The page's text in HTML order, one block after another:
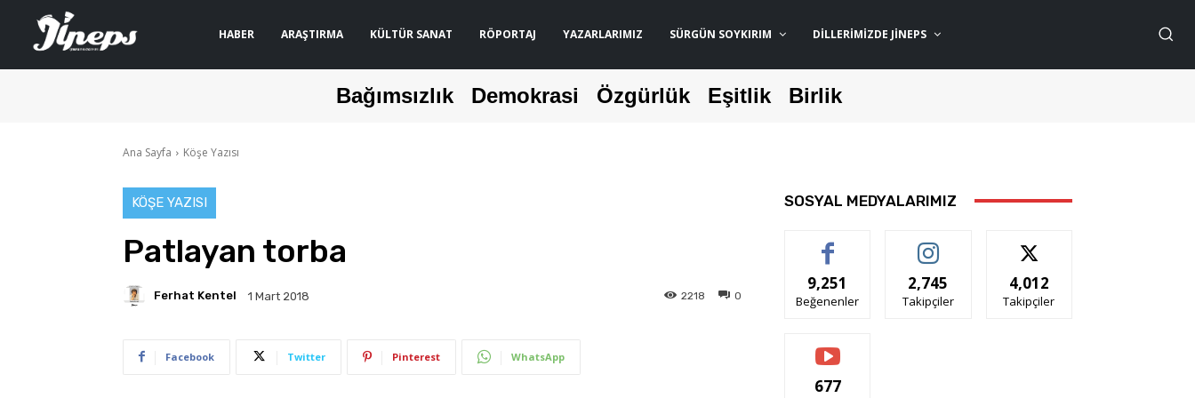
HABER ARAŞTIRMA KÜLTÜR SANAT RÖPORTAJ YAZARLARIMIZ SÜRGÜN SOYKIRIM DILLERIMIZDE JİNEPS
Bağımsızlık Demokrasi Özgürlük Eşitlik Birlik
Ana Sayfa Köşe Yazısı
KÖŞE YAZISI
Patlayan torba
Ferhat Kentel 1 Mart 2018 0
2218
Facebook Twitter Pinterest WhatsApp
SOSYAL MEDYALARIMIZ
9,251
Beğenenler
2,745
Takipçiler
4,012
Takipçiler
677